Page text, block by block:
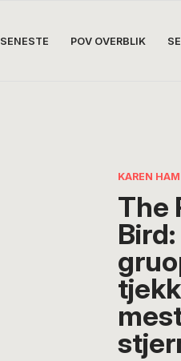
SENESTE POV OVERBLIK
KAREN
The
Bird: